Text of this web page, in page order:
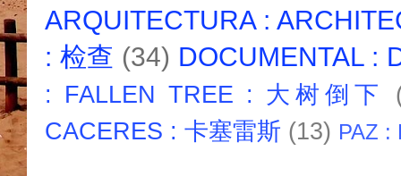
ARQUITECTURA :
: 检查 (34) DOCUMENTAL :
: FALLEN TREE : 大树倒下
CACERES : 卡塞雷斯 (13) PAZ :